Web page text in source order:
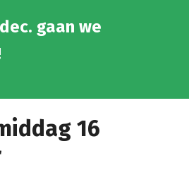
gaan we
16